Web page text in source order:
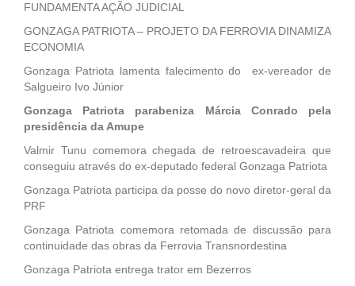
FUNDAMENTA AÇÃO JUDICIAL
GONZAGA PATRIOTA – PROJETO DA FERROVIA DINAMIZA
ECONOMIA
Gonzaga Patriota lamenta falecimento do ex-vereador de
Salgueiro Ivo Júnior
Gonzaga Patriota parabeniza Márcia Conrado pela
presidência da Amupe
Valmir Tunu comemora chegada de retroescavadeira que
conseguiu através do ex-deputado federal Gonzaga Patriota
Gonzaga Patriota participa da posse do novo diretor-geral da
PRF
Gonzaga Patriota comemora retomada de discussão para
continuidade das obras da Ferrovia Transnordestina
Gonzaga Patriota entrega trator em Bezerros